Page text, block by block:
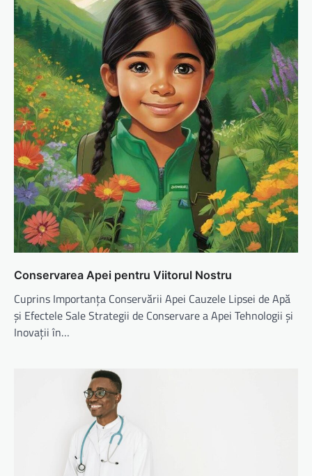
Conservarea Apei pentru Viitorul Nostru
Cuprins Importanța Conservării Apei Cauzele Lipsei de Apă
și Efectele Sale Strategii de Conservare a Apei Tehnologii și
Inovații în…